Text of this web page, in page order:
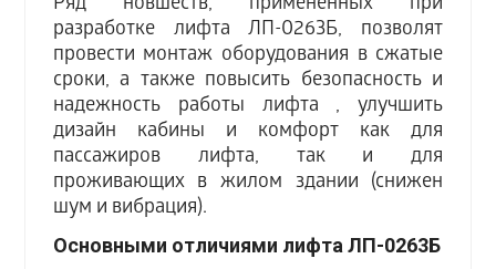
Ряд новшеств, примененных при
разработке лифта ЛП-0263Б, позволят
провести монтаж оборудования в сжатые
сроки, а также повысить безопасность и
надежность работы лифта , улучшить
дизайн кабины и комфорт как для
пассажиров лифта, так и для
проживающих в жилом здании (снижен
шум и вибрация).
Основными отличиями лифта ЛП-0263Б